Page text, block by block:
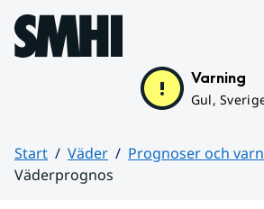
Hoppa till sidans innehåll
Varning
Gul,
Start Väder
Prognoser och
Väderprognos